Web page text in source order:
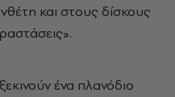
και στους δίσκους
ένα πλανόδιο